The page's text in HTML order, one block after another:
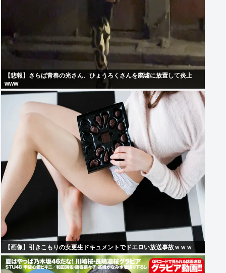
【悲報】さらば青春の光さん、ひょうろくさんを廃墟に放置して炎上
www
【画像】引きこもりの女更生ドキュメントでドエロい放送事故ｗｗｗ